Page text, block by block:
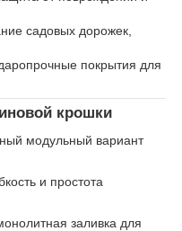
садовых дорожек,
покрытия для
крошки
модульный вариант
и простота
заливка для